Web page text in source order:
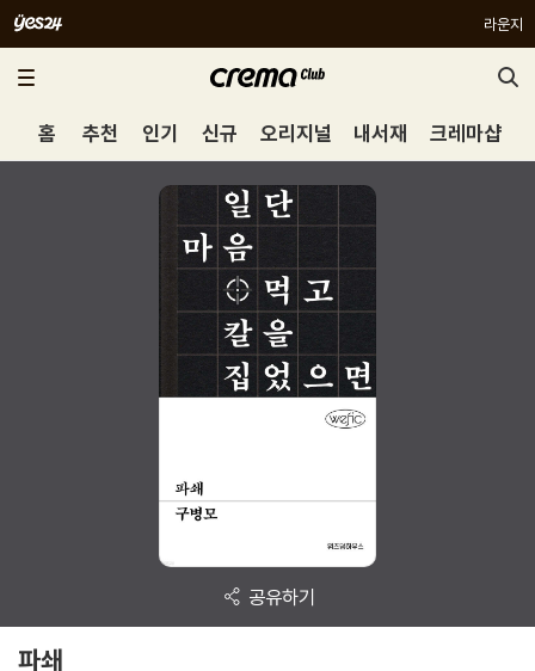
라운지
홈 추천 인기 신규 오리지널 내서재 크레마샵
공유하기
파쇄